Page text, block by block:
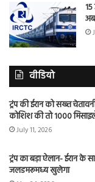
वीडियो
ट्रंप की ईरान को सख्त
कोशिश की तो 1000
July 11, 2026
ट्रंप का बड़ा ऐलान- ईरान के
जलडमरूमध्य खुलेगा